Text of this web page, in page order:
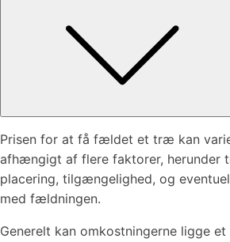
Prisen for at få fældet et træ kan
afhængigt af flere faktorer, herunder
placering, tilgængelighed, og
med fældningen.
Generelt kan omkostningerne ligge et